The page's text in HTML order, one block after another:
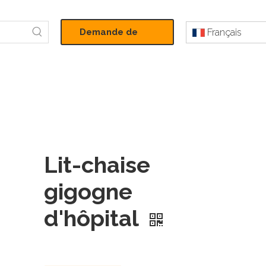
Demande de Français
Lit-chaise
gigogne
d'hôpital